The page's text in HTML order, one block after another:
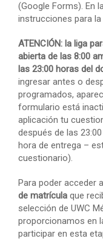
(Google Forms). En
instrucciones para la
ATENCIÓN: la liga
abierta de las 8:00
las 23:00 horas del
ingresar antes o
programados,
formulario está
aplicación tu
después de las
hora de entrega –
cuestionario).
Para poder acceder
de matrícula que
selección de UWC
proporcionamos en
participar en esta